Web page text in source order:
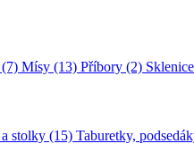
Mísy (13) Příbory (2)
stolky (15) Taburetky,